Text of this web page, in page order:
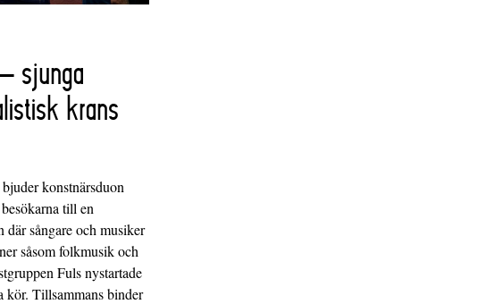
sjunga
krans
konstnärsduon
till en
där sångare och musiker
såsom folkmusik och
Fuls nystartade
kör. Tillsammans binder